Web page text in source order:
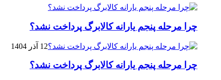
چرا مرحله پنجم یارانه کالابرگ پرداخت نشد؟
12 آذر 1404
چرا مرحله پنجم یارانه کالابرگ پرداخت نشد؟